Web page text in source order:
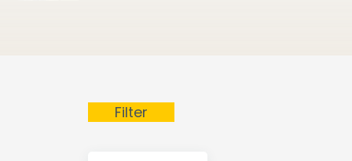
Filter